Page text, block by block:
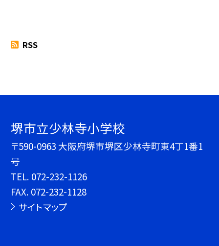
RSS
堺市立少林寺小学校
〒590-0963 大阪府堺市堺区少林寺町東4丁1番1
号
TEL. 072-232-1126
FAX. 072-232-1128
サイトマップ